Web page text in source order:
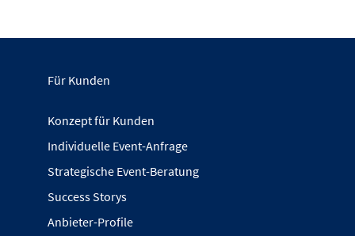
Für Kunden
Konzept für Kunden
Individuelle Event-Anfrage
Strategische Event-Beratung
Success Storys
Anbieter-Profile